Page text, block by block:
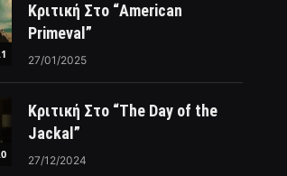
Κριτική Στο “American
Primeval”
27/01/2025
Κριτική Στο “The Day of the
Jackal”
27/12/2024